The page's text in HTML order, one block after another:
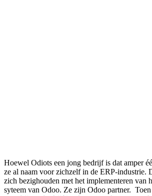
Hoewel Odiots een jong bedrijf is dat amper
ze al naam voor zichzelf in de ERP-industrie.
zich bezighouden met het implementeren van
syteem van Odoo. Ze zijn Odoo partner.